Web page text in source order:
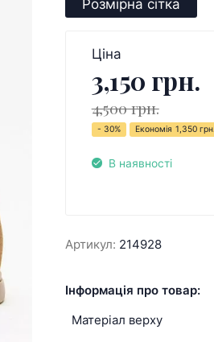
Розмірна сітка
Ціна
3,150 грн.
4,500 грн.
- 30% Економія 1,350 грн.
В наявності
Артикул: 214928
Інформація про товар:
Матеріал верху